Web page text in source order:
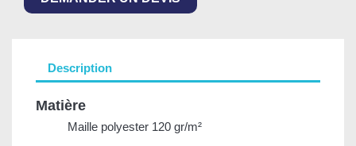
Description
Matière
Maille polyester 120 gr/m²